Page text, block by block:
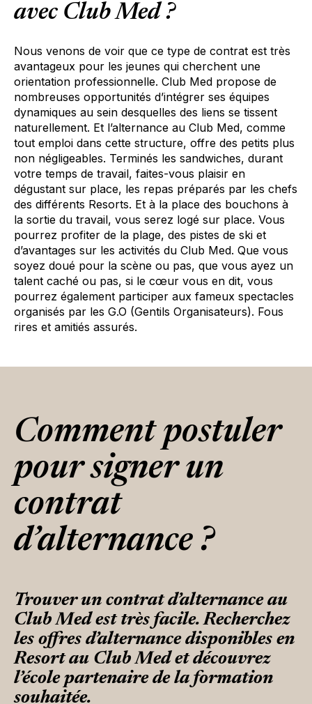
avec Club Med ?
Nous venons de voir que ce type de contrat est très
avantageux pour les jeunes qui cherchent une
orientation professionnelle. Club Med propose de
nombreuses opportunités d’intégrer ses équipes
dynamiques au sein desquelles des liens se tissent
naturellement. Et l’alternance au Club Med, comme
tout emploi dans cette structure, offre des petits plus
non négligeables. Terminés les sandwiches, durant
votre temps de travail, faites-vous plaisir en
dégustant sur place, les repas préparés par les chefs
des différents Resorts. Et à la place des bouchons à
la sortie du travail, vous serez logé sur place. Vous
pourrez profiter de la plage, des pistes de ski et
d’avantages sur les activités du Club Med. Que vous
soyez doué pour la scène ou pas, que vous ayez un
talent caché ou pas, si le cœur vous en dit, vous
pourrez également participer aux fameux spectacles
organisés par les G.O (Gentils Organisateurs). Fous
rires et amitiés assurés.
Comment postuler
pour signer un
contrat
d’alternance ?
Trouver un contrat d’alternance au
Club Med est très facile. Recherchez
les offres d’alternance disponibles en
Resort au Club Med et découvrez
l’école partenaire de la formation
souhaitée.